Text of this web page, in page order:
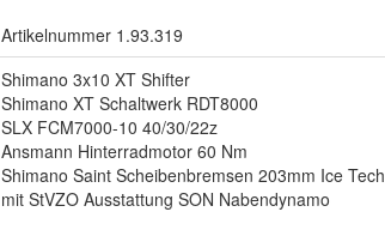
Artikelnummer 1.93.319
Shimano 3x10 XT Shifter
Shimano XT Schaltwerk RDT8000
SLX FCM7000-10 40/30/22z
Ansmann Hinterradmotor 60 Nm
Shimano Saint Scheibenbremsen 203mm Ice Tech
mit StVZO Ausstattung SON Nabendynamo